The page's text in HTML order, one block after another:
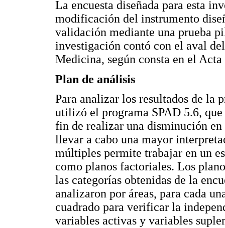
La encuesta diseñada para esta
modificación del instrumento
validación mediante una prueba
investigación contó con el aval
Medicina, según consta en el
Plan de análisis
Para analizar los resultados de la
utilizó el programa SPAD 5.6,
fin de realizar una disminución
llevar a cabo una mayor
múltiples permite trabajar en un
como planos factoriales. Los
las categorías obtenidas de la
analizaron por áreas, para cada
cuadrado para verificar la
variables activas y variables